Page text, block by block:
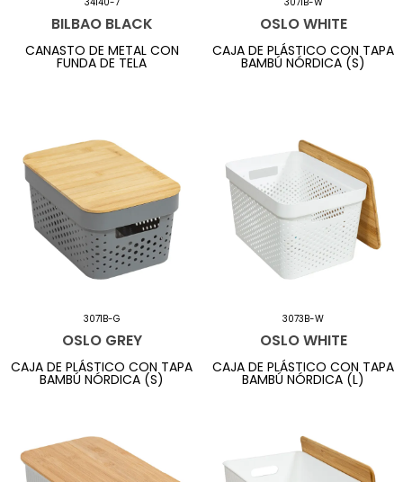
BILBAO BLACK
CANASTO DE METAL CON
FUNDA DE TELA
OSLO WHITE
CAJA DE PLÁSTICO CON TAPA
BAMBÚ NÓRDICA (S)
3071B-G
OSLO GREY
CAJA DE PLÁSTICO CON TAPA
BAMBÚ NÓRDICA (S)
3073B-W
OSLO WHITE
CAJA DE PLÁSTICO CON TAPA
BAMBÚ NÓRDICA (L)